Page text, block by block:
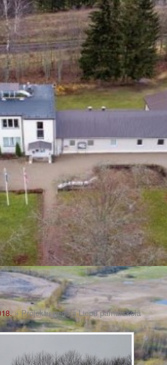
» Projektu nedēļa Liepu pamatskolā